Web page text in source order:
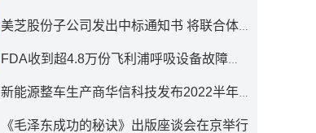
美芝股份子公司发出中标通知书 将联合体中标1.36亿元总承包项目
FDA收到超4.8万份飞利浦呼吸设备故障报告 其中44份死亡案例
新能源整车生产商华信科技发布2022半年度报告 同比下滑2.92%
《毛泽东成功的秘诀》出版座谈会在京举行